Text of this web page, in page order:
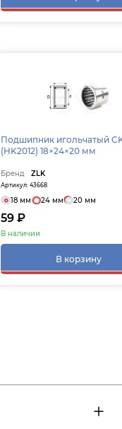
Подшипник игольчатый
(HK2012) 18×24×20 мм
Бренд ZLK
Артикул: 43668
18 мм 24 мм 20 мм
59 ₽
В наличии
В корзину